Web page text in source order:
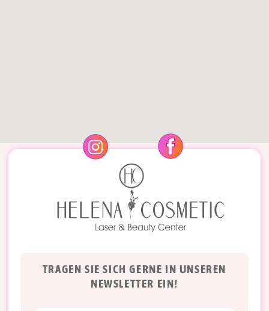
TRAGEN SIE SICH GERNE IN UNSEREN
NEWSLETTER EIN!